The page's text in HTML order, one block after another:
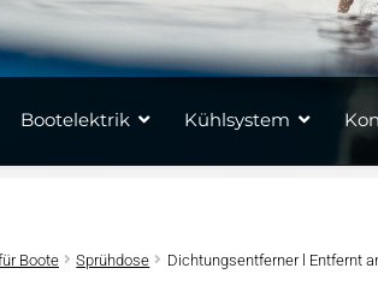
Bootelektrik Kühlsystem
Boote Sprühdose Dichtungsentferner l Entfernt